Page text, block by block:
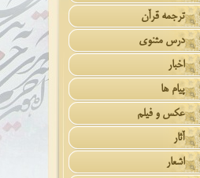
ترجمه قرآن
درس مثنوی
اخبار
پیام ها
عکس و فیلم
آثار
اشعار